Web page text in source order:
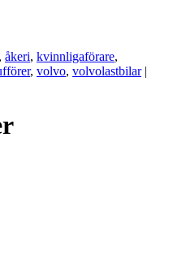
, åkeri, kvinnligaförare,
, volvo, volvolastbilar |